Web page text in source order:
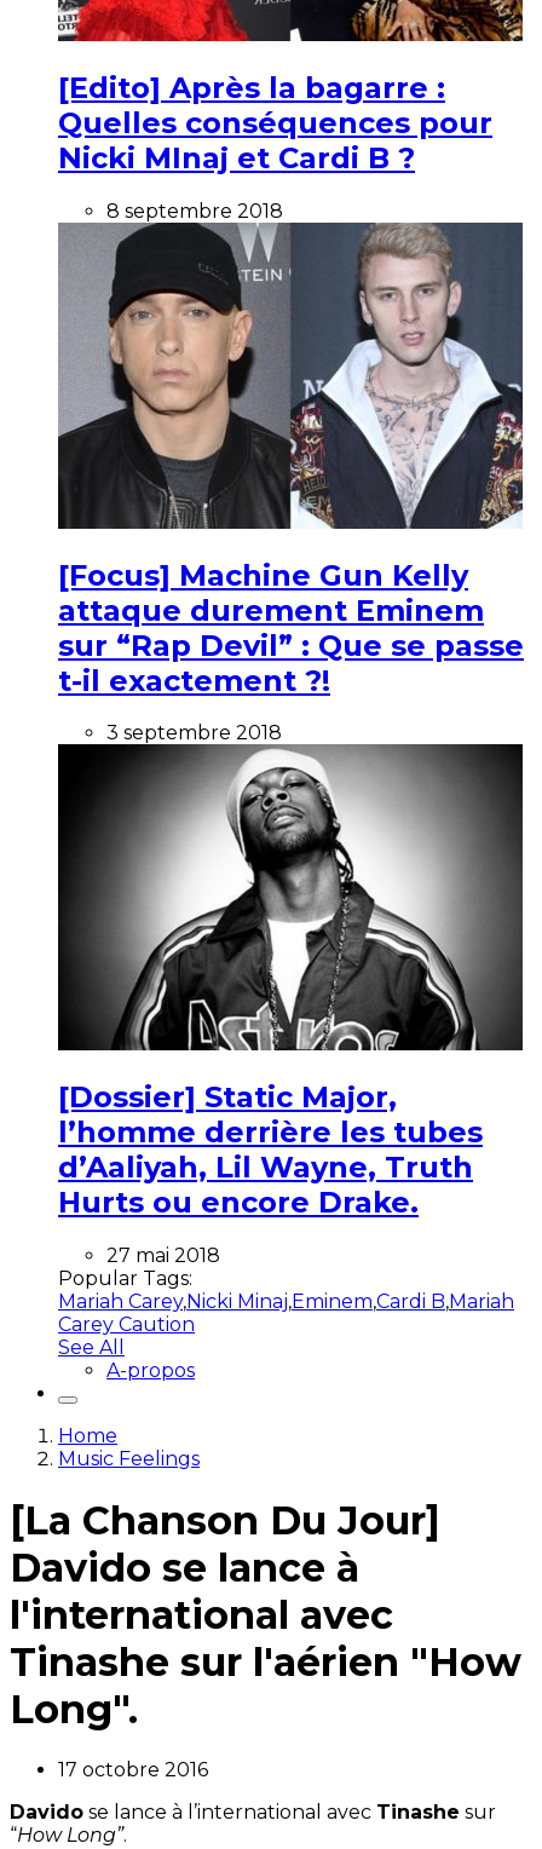
[Edito] Après la bagarre :
Quelles conséquences pour
Nicki MInaj et Cardi B ?
8 septembre 2018
[Focus] Machine Gun Kelly
attaque durement Eminem
sur “Rap Devil” : Que se passe
t-il exactement ?!
3 septembre 2018
[Dossier] Static Major,
l’homme derrière les tubes
d’Aaliyah, Lil Wayne, Truth
Hurts ou encore Drake.
27 mai 2018
Popular Tags:
Mariah Carey,Nicki Minaj,Eminem,Cardi B,Mariah
Carey Caution
See All
A-propos
Home
Music Feelings
[La Chanson Du Jour]
Davido se lance à
l'international avec
Tinashe sur l'aérien "How
Long".
17 octobre 2016
Davido se lance à l’international avec Tinashe sur
“How Long”.